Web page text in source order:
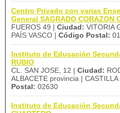
Centro Privado con varias
General SAGRADO CORAZON
FUEROS 49 | Ciudad: VITORIA
PAÍS VASCO | Código Postal:
Instituto de Educación
RUBIO
CL. SAN JOSE, 12 | Ciudad:
ALBACETE provincia | CASTILLA
Postal: 02630
Instituto de Educación